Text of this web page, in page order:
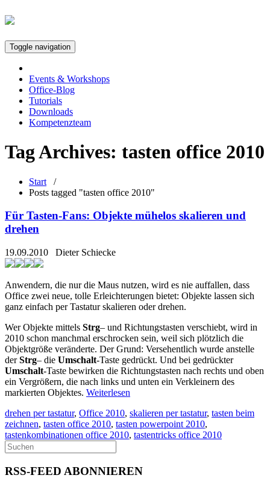
Toggle navigation
Events & Workshops
Office-Blog
Tutorials
Downloads
Kompetenzteam
Tag Archives: tasten office 2010
Start /
Posts tagged "tasten office 2010"
Für Tasten-Fans: Objekte mühelos skalieren und
drehen
19.09.2010 Dieter Schiecke
Anwendern, die nur die Maus nutzen, wird es nie auffallen, dass
Office zwei neue, tolle Erleichterungen bietet: Objekte lassen sich
ganz einfach per Tastatur skalieren oder drehen.
Wer Objekte mittels Strg– und Richtungstasten verschiebt, wird in
2010 schon manchmal erschrocken sein, weil sich plötzlich die
Objektgröße veränderte. Der Grund: Versehentlich wurde anstelle
derStrg– die Umschalt-Taste gedrückt. Und bei gedrückter
Umschalt-Taste bewirken die Richtungstasten nach rechts und oben
ein Vergrößern, die nach links und unten ein Verkleinern des
markierten Objektes. Weiterlesen
drehen per tastatur, Office 2010, skalieren per tastatur, tasten beim
zeichnen, tasten office 2010, tasten powerpoint 2010,
tastenkombinationen office 2010, tastentricks office 2010
RSS-FEED ABONNIEREN